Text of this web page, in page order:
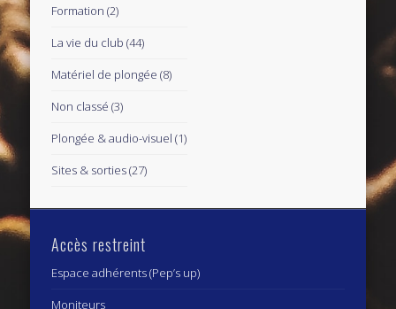
Formation (2)
La vie du club (44)
Matériel de plongée (8)
Non classé (3)
Plongée & audio-visuel (1)
Sites & sorties(27)
Accès restreint
Espace adhérents (Pep’s up)
Moniteurs